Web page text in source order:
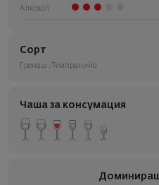
Алкохол
Сорт
Гренаш Темпранийо
Чаша за консумация